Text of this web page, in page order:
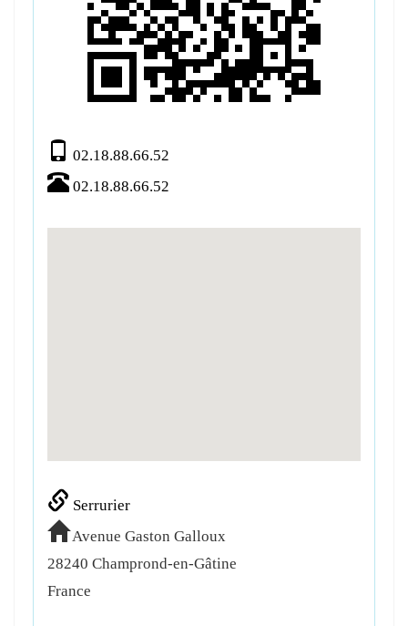
02.18.88.66.52
02.18.88.66.52
Serrurier
Avenue Gaston Galloux
28240 Champrond-en-Gâtine
France